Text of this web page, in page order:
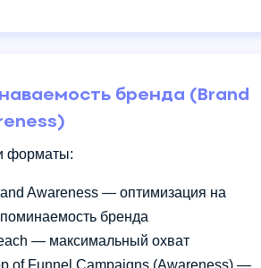
бренда (Brand
форматы:
Awareness — оптимизация на
бренда
— максимальный охват
of Funnel Campaigns (Awareness) —